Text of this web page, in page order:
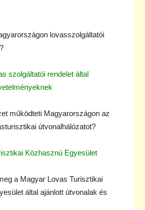
lovasszolgáltatói
szolgáltatói rendelet által
működteti Magyarországon az
útvonalhálózatot?
Közhasznú Egyesület
a Magyar Lovas Turisztikai
által ajánlott útvonalak és